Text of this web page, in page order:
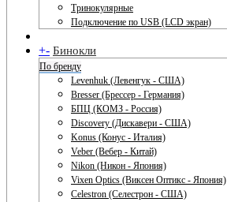
Тринокулярные
Подключение по USB (LCD экран)
+- Бинокли
По бренду
Levenhuk (Левенгук - США)
Bresser (Брессер - Германия)
БПЦ (КОМЗ - Россия)
Discovery (Дискавери - США)
Konus (Конус - Италия)
Veber (Вебер - Китай)
Nikon (Никон - Япония)
Vixen Optics (Виксен Оптикс - Япония)
Celestron (Селестрон - США)